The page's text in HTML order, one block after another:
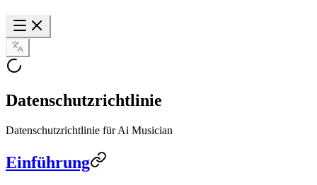
Datenschutzrichtlinie
Datenschutzrichtlinie für Ai Musician
Einführung